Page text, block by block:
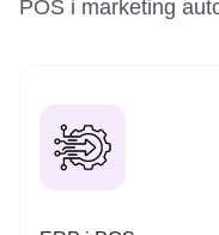
POS i marketing